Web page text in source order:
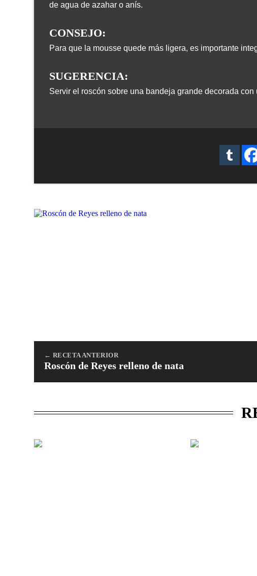
de agua de azahar o anís.
CONSEJO:
Para que la mousse quede más ligera, es importante
SUGERENCIA:
Servir el roscón sobre una bandeja grande decorada con
← RECETA ANTERIOR
Roscón de Reyes relleno de nata